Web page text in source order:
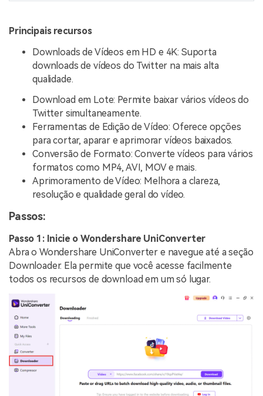
Principais recursos
Downloads de Vídeos em HD e 4K: Suporta
downloads de vídeos do Twitter na mais alta
qualidade.
Download em Lote: Permite baixar vários vídeos do
Twitter simultaneamente.
Ferramentas de Edição de Vídeo: Oferece opções
para cortar, aparar e aprimorar vídeos baixados.
Conversão de Formato: Converte vídeos para vários
formatos como MP4, AVI, MOV e mais.
Aprimoramento de Vídeo: Melhora a clareza,
resolução e qualidade geral do vídeo.
Passos:
Passo 1: Inicie o Wondershare UniConverter
Abra o Wondershare UniConverter e navegue até a seção
Downloader. Ela permite que você acesse facilmente
todos os recursos de download em um só lugar.